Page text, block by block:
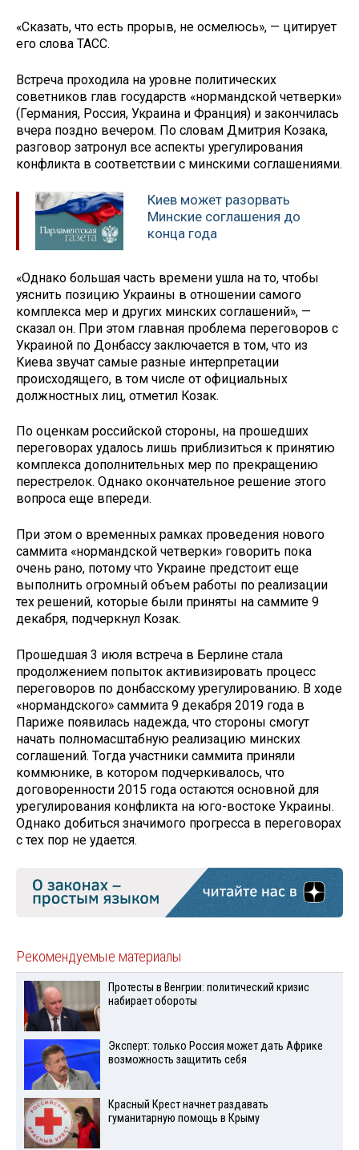
«Сказать, что есть прорыв, не осмелюсь», — цитирует
его слова ТАСС.
Встреча проходила на уровне политических
советников глав государств «нормандской четверки»
(Германия, Россия, Украина и Франция) и закончилась
вчера поздно вечером. По словам Дмитрия Козака,
разговор затронул все аспекты урегулирования
конфликта в соответствии с минскими соглашениями.
Киев может разорвать
Минские соглашения до
конца года
«Однако большая часть времени ушла на то, чтобы
уяснить позицию Украины в отношении самого
комплекса мер и других минских соглашений», —
сказал он. При этом главная проблема переговоров с
Украиной по Донбассу заключается в том, что из
Киева звучат самые разные интерпретации
происходящего, в том числе от официальных
должностных лиц, отметил Козак.
По оценкам российской стороны, на прошедших
переговорах удалось лишь приблизиться к принятию
комплекса дополнительных мер по прекращению
перестрелок. Однако окончательное решение этого
вопроса еще впереди.
При этом о временных рамках проведения нового
саммита «нормандской четверки» говорить пока
очень рано, потому что Украине предстоит еще
выполнить огромный объем работы по реализации
тех решений, которые были приняты на саммите 9
декабря, подчеркнул Козак.
Прошедшая 3 июля встреча в Берлине стала
продолжением попыток активизировать процесс
переговоров по донбасскому урегулированию. В ходе
«нормандского» саммита 9 декабря 2019 года в
Париже появилась надежда, что стороны смогут
начать полномасштабную реализацию минских
соглашений. Тогда участники саммита приняли
коммюнике, в котором подчеркивалось, что
договоренности 2015 года остаются основной для
урегулирования конфликта на юго-востоке Украины.
Однако добиться значимого прогресса в переговорах
с тех пор не удается.
Рекомендуемые материалы
Протесты в Венгрии: политический кризис
набирает обороты
Эксперт: только Россия может дать Африке
возможность защитить себя
Красный Крест начнет раздавать
гуманитарную помощь в Крыму